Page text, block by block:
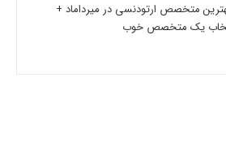
متخصص ارتودنسی در میرداماد +
یک متخصص خوب